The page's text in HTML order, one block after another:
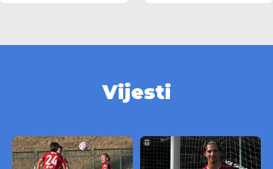
Vijesti